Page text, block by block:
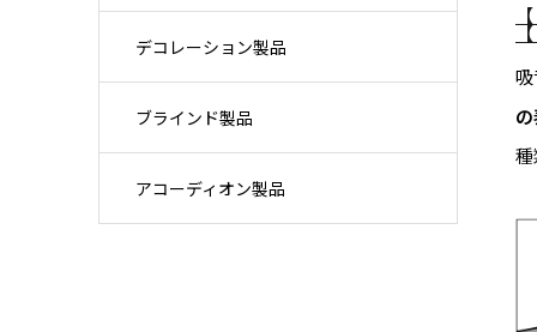
デコレーション製品
ブラインド製品
アコーディオン製品